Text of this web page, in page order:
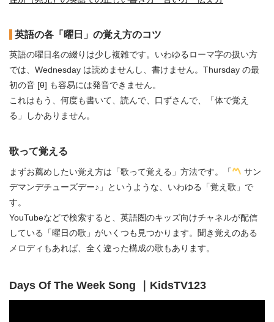
英語の各「曜日」の覚え方のコツ
英語の曜日名の綴りは少し複雑です。いわゆるローマ字の扱い方
では、Wednesday は読めませんし、書けません。Thursday の最
初の音 [θ] も容易には発音できません。
これはもう、何度も書いて、読んで、口ずさんで、「体で覚え
る」しかありません。
歌って覚える
まずお薦めしたい覚え方は「歌って覚える」方法です。「
サン
デマンデチューズデー♪」というような、いわゆる「覚え歌」で
す。
YouTubeなどで検索すると、英語圏のキッズ向けチャネルが配信
している「曜日の歌」がいくつも見つかります。聞き覚えのある
メロディもあれば、全く違った構成の歌もあります。
Days Of The Week Song ｜KidsTV123